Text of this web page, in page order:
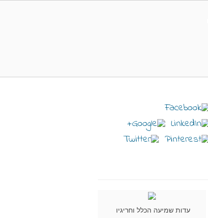
עדות שמיעה הכלל וחריגיו